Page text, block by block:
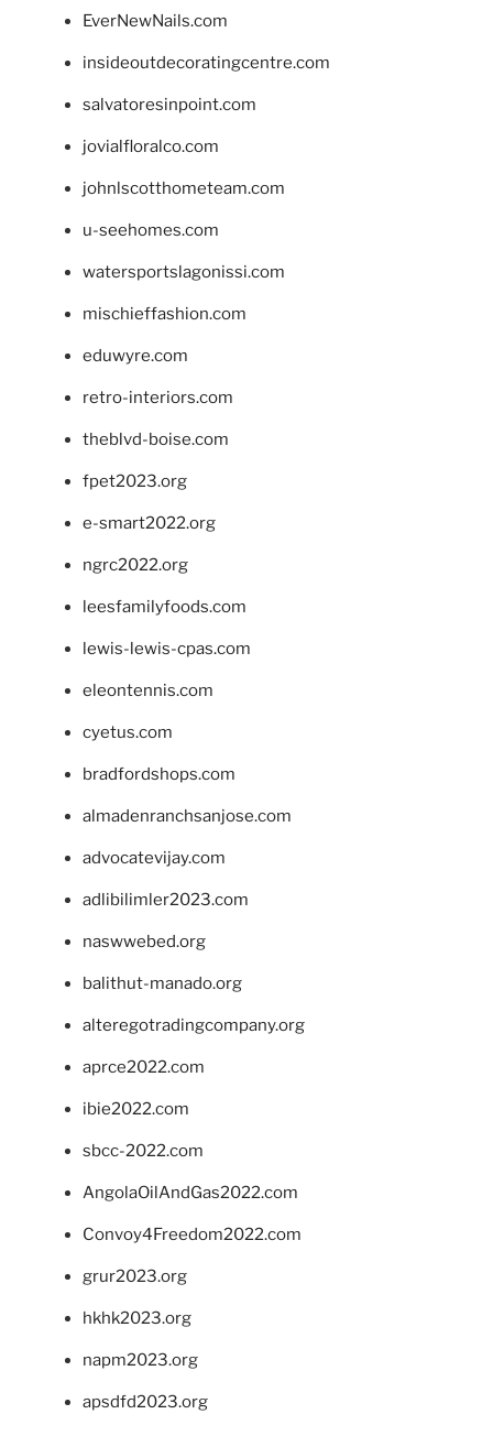
EverNewNails.com
insideoutdecoratingcentre.com
salvatoresinpoint.com
jovialfloralco.com
johnlscotthometeam.com
u-seehomes.com
watersportslagonissi.com
mischieffashion.com
eduwyre.com
retro-interiors.com
theblvd-boise.com
fpet2023.org
e-smart2022.org
ngrc2022.org
leesfamilyfoods.com
lewis-lewis-cpas.com
eleontennis.com
cyetus.com
bradfordshops.com
almadenranchsanjose.com
advocatevijay.com
adlibilimler2023.com
naswwebed.org
balithut-manado.org
alteregotradingcompany.org
aprce2022.com
ibie2022.com
sbcc-2022.com
AngolaOilAndGas2022.com
Convoy4Freedom2022.com
grur2023.org
hkhk2023.org
napm2023.org
apsdfd2023.org